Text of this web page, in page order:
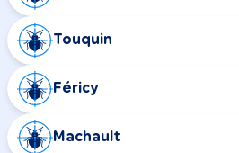
Touquin
Féricy
Machault